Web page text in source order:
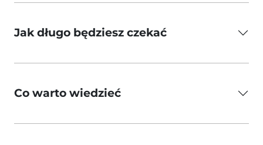
Jak długo będziesz czekać
Co warto wiedzieć